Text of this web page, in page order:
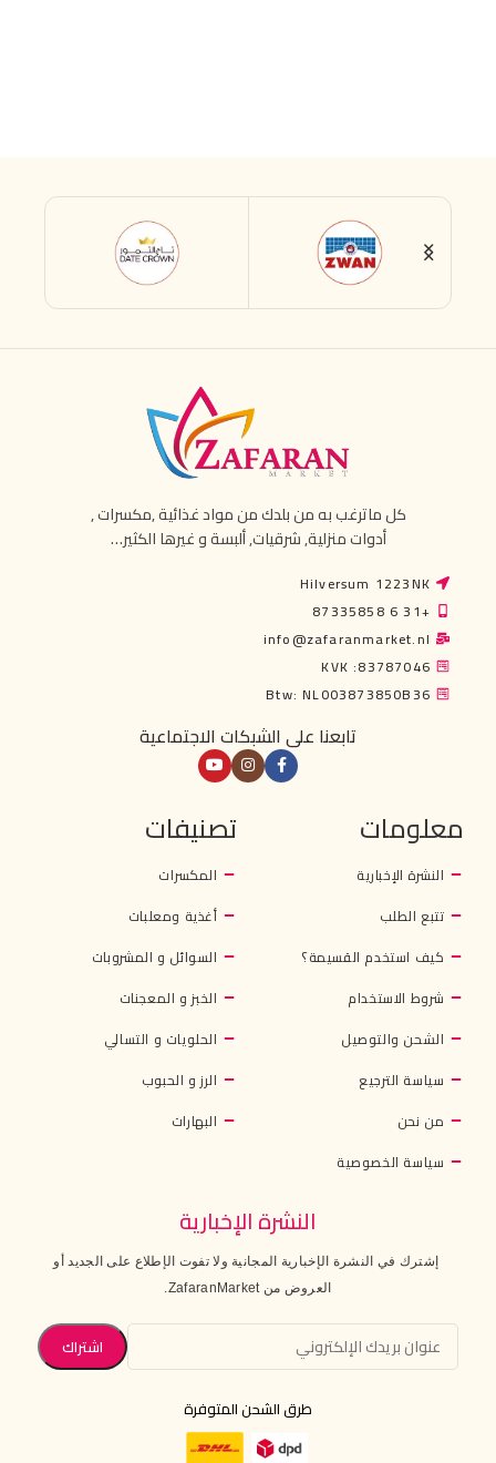
كل ماترغب به من بلدك من مواد غذائية ,مكسرات ,
أدوات منزلية, شرقيات, ألبسة و غيرها الكثير…
Hilversum 1223NK
+31 6 87335858
info@zafaranmarket.nl
KVK :83787046
Btw: NL003873850B36
تابعنا على الشبكات الاجتماعية
معلومات
النشرة الإخبارية
تتبع الطلب
كيف استخدم القسيمة؟
شروط الاستخدام
الشحن والتوصيل
سياسة الترجيع
من نحن
سياسة الخصوصية
تصنيفات
المكسرات
أغذية ومعلبات
السوائل و المشروبات
الخبز و المعجنات
الحلويات و التسالي
الرز و الحبوب
البهارات
النشرة الإخبارية
إشترك في النشرة الإخبارية المجانية ولا تفوت الإطلاع على الجديد أو
العروض من ZafaranMarket.
طرق الشحن المتوفرة